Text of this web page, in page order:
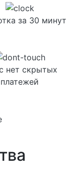
за 30 минут
нет скрытых
платежей